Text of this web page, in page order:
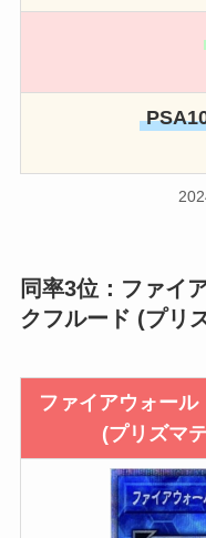
同率3位：ファイ
クフルード (プリ
ファイアウォー
(プリズマ